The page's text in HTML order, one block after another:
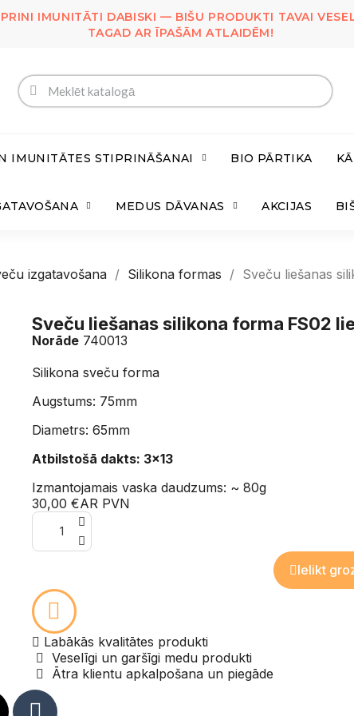
IMUNITĀTI DABISKI — BIŠU PRODUKTI TAVAI
TAGAD AR ĪPAŠĀM ATLAIDĒM!
IMUNITĀTES STIPRINĀŠANAI BIO PĀRTIKA
MEDUS DĀVANAS AKCIJAS
izgatavošana Silikona formas Sveču liešanas
Sveču liešanas silikona forma FS02
Norāde 740013
Silikona sveču forma
Augstums: 75mm
Diametrs: 65mm
Atbilstošā dakts: 3x13
Izmantojamais vaska daudzums: ~ 80g
30,00 €AR PVN
Ielikt
Labākās kvalitātes produkti
Veselīgi un garšīgi medu produkti
Ātra klientu apkalpošana un piegāde